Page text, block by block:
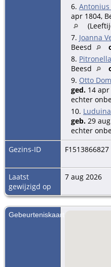
6. Antonius
apr 1804,
7. Joanna
Beesd
8.
Beesd
9. Otto
ged. 14 apr
echter
10.
geb. 29
echter
Gezins-ID
F1513866827
Laatst
gewijzigd op
7 aug 2026
Gebeurteniskaart